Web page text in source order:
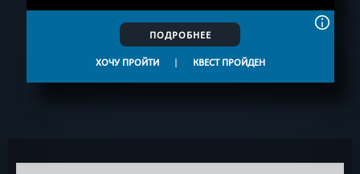
ПОДРОБНЕЕ
ХОЧУ ПРОЙТИ | КВЕСТ ПРОЙДЕН